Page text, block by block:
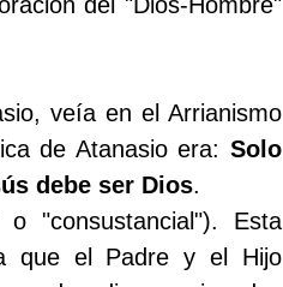
veía en el Arrianismo
de Atanasio era: Solo
debe ser Dios.
"consustancial"). Esta
que el Padre y el Hijo